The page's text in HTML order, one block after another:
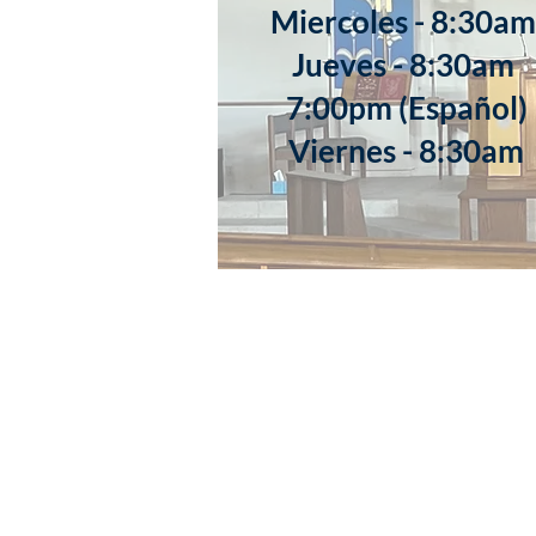
Miercoles -
Jueves - 8:30am
7:00pm (Español)
Viernes - 8:30am